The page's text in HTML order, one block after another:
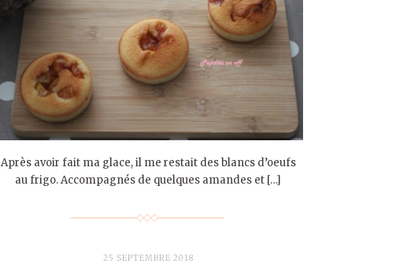
Après avoir fait ma glace, il me restait des blancs d’oeufs
au frigo. Accompagnés de quelques amandes et […]
25 SEPTEMBRE 2018